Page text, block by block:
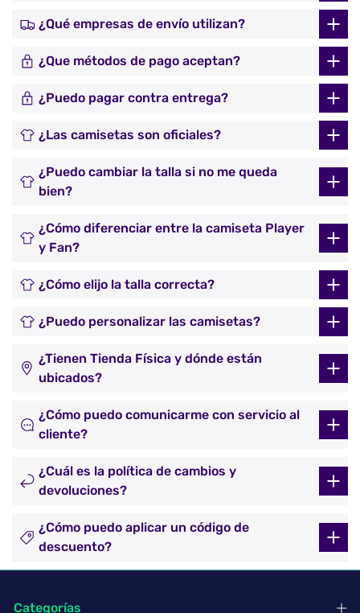
¿Qué empresas de envío utilizan?
¿Que métodos de pago aceptan?
¿Puedo pagar contra entrega?
¿Las camisetas son oficiales?
¿Puedo cambiar la talla si no me queda
bien?
¿Cómo diferenciar entre la camiseta Player
y Fan?
¿Cómo elijo la talla correcta?
¿Puedo personalizar las camisetas?
¿Tienen Tienda Física y dónde están
ubicados?
¿Cómo puedo comunicarme con servicio al
cliente?
¿Cuál es la política de cambios y
devoluciones?
¿Cómo puedo aplicar un código de
descuento?
Categorías